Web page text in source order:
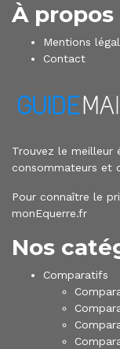
À propos
Mentions
Contact
Trouvez le meilleur
consommateurs et
Pour connaître le
monEquerre.fr
Nos
Comparatifs